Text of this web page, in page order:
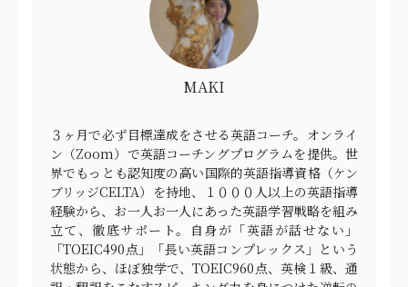
MAKI
３ヶ月で必ず目標達成をさせる英語コーチ。オンライ
ン（Zoom）で英語コーチングプログラムを提供。世
界でもっとも認知度の高い国際的英語指導資格（ケン
ブリッジCELTA）を持地、１０００人以上の英語指導
経験から、お一人お一人にあった英語学習戦略を組み
立て、徹底サポート。自身が「英語が話せない」
「TOEIC490点」「長い英語コンプレックス」という
状態から、ほぼ独学で、TOEIC960点、英検１級、通